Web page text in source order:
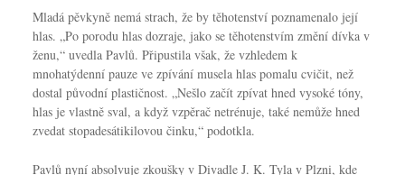
Mladá pěvkyně nemá strach, že by těhotenství poznamenalo její
hlas. „Po porodu hlas dozraje, jako se těhotenstvím změní dívka v
ženu,“ uvedla Pavlů. Připustila však, že vzhledem k
mnohatýdenní pauze ve zpívání musela hlas pomalu cvičit, než
dostal původní plastičnost. „Nešlo začít zpívat hned vysoké tóny,
hlas je vlastně sval, a když vzpěrač netrénuje, také nemůže hned
zvedat stopadesátikilovou činku,“ podotkla.
Pavlů nyní absolvuje zkoušky v Divadle J. K. Tyla v Plzni, kde